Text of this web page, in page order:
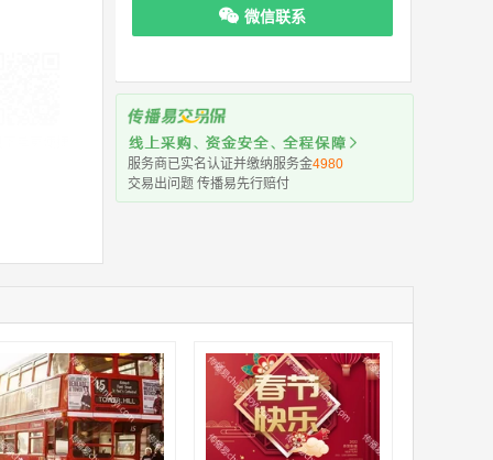
微信联系
服务商已实名认证并缴纳服务金4980
交易出问题 传播易先行赔付